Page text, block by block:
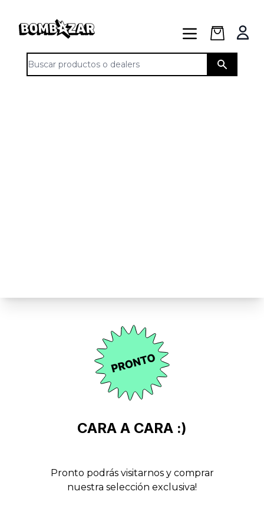
Open menu
Buscar productos o dealers
CARA A CARA :)
Pronto podrás visitarnos y comprar
nuestra selección exclusiva!